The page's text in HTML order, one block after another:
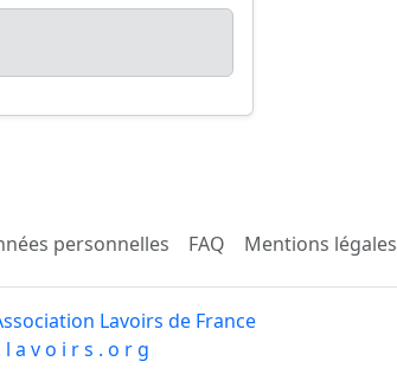
personnelles FAQ Mentions légales
Lavoirs de France
a v o i r s . o r g